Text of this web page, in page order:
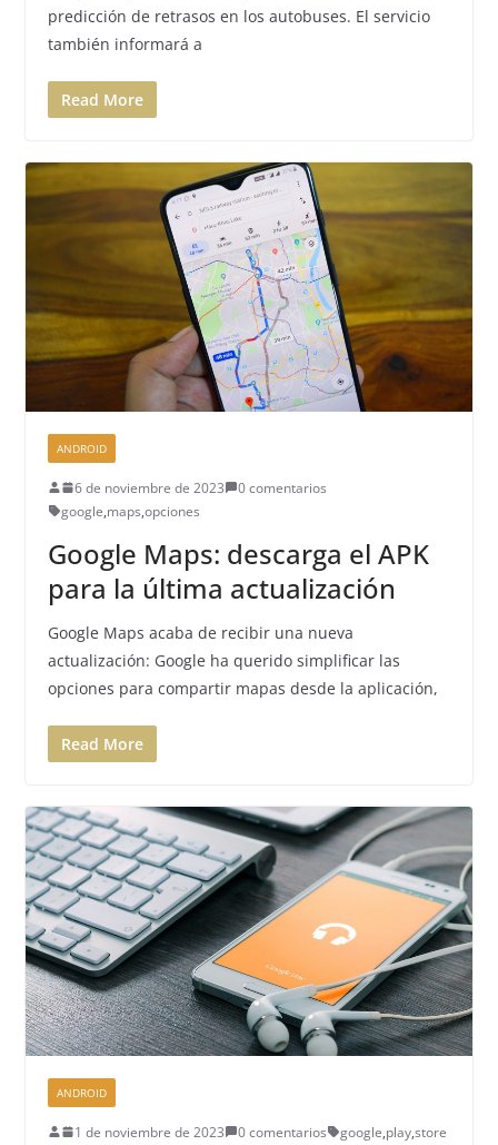
predicción de retrasos en los autobuses. El servicio
también informará a
Read More
ANDROID
6 de noviembre de 2023
0 comentarios
google,maps,opciones
Google Maps: descarga el APK
para la última actualización
Google Maps acaba de recibir una nueva
actualización: Google ha querido simplificar las
opciones para compartir mapas desde la aplicación,
Read More
ANDROID
1 de noviembre de 2023 0 comentarios google,play,store